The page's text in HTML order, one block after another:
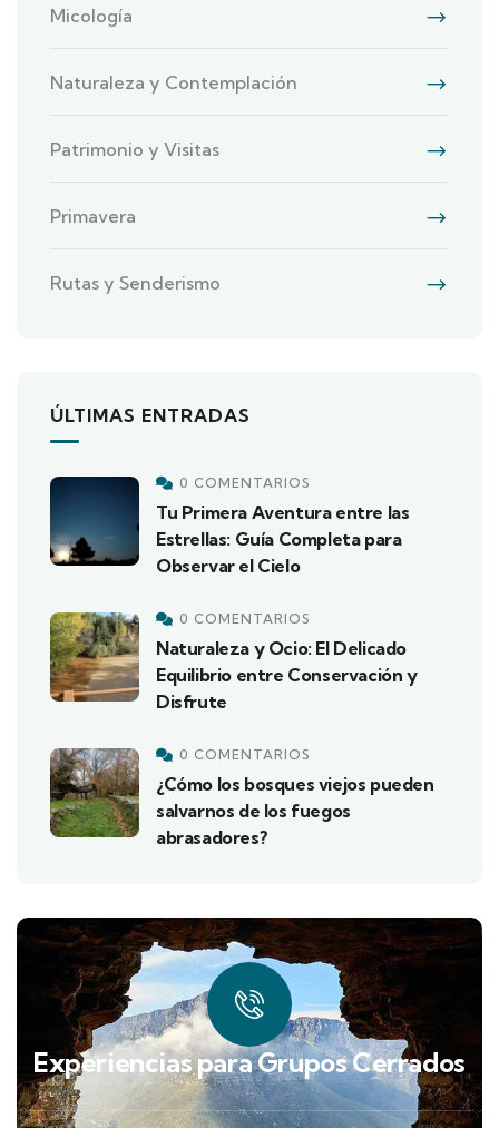
Micología
Naturaleza y Contemplación
Patrimonio y Visitas
Primavera
Rutas y Senderismo
ÚLTIMAS ENTRADAS
0 COMENTARIOS
Tu Primera Aventura entre las
Estrellas: Guía Completa para
Observar el Cielo
0 COMENTARIOS
Naturaleza y Ocio: El Delicado
Equilibrio entre Conservación y
Disfrute
0 COMENTARIOS
¿Cómo los bosques viejos pueden
salvarnos de los fuegos
abrasadores?
Experiencias para Grupos Cerrados